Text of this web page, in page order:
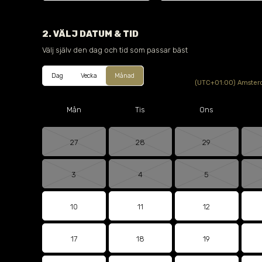
2. VÄLJ DATUM & TID
Välj själv den dag och tid som passar bäst
Dag Vecka Månad
(UTC+01:00)
Mån Tis Ons
27 28 29
3 4 5
10 11 12
17 18 19